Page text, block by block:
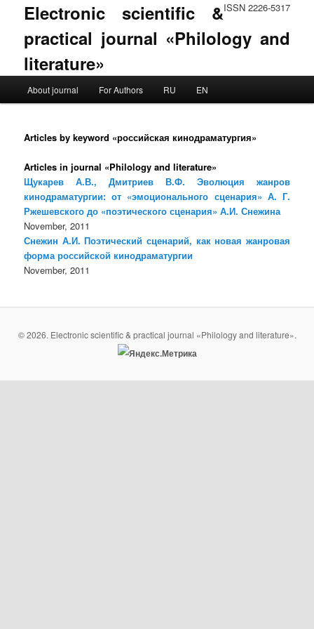
ISSN 2226-5317
Electronic scientific &
practical journal «Philology and
literature»
Skip to primary content
Skip to secondary content
About journal For Authors RU EN
Articles by keyword «российская кинодраматургия»
Articles in journal «Philology and literature»
Щукарев А.В., Дмитриев В.Ф. Эволюция жанров
кинодраматургии: от «эмоционального сценария» А. Г.
Ржешевского до «поэтического сценария» А.И. Снежина
November, 2011
Снежин А.И. Поэтический сценарий, как новая жанровая
форма российской кинодраматургии
November, 2011
© 2026. Electronic scientific & practical journal «Philology and literature».